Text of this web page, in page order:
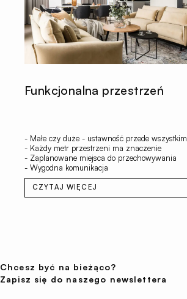
Funkcjonalna przestrzeń
- Małe czy duże - ustawność przede wszystkim
- Każdy metr przestrzeni ma znaczenie
- Zaplanowane miejsca do przechowywania
- Wygodna komunikacja
CZYTAJ WIĘCEJ
Chcesz być na bieżąco?
Zapisz się do naszego newslettera